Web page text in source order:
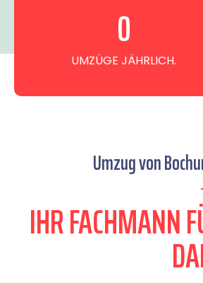
UMZÜGE JÄHRLICH.
0
Umzug von
IHR FACHMANN